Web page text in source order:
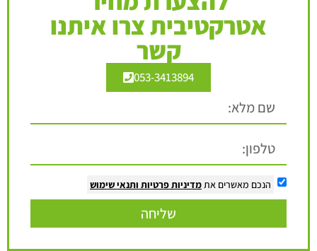
אטרקטיבית צרו איתנו
קשר
053-3413894
הנכם מאשרים אתמדיניות פרטיות ותנאי שימוש
שליחה